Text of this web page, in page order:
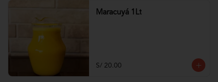
Maracuyá 1Lt
S/ 20.00